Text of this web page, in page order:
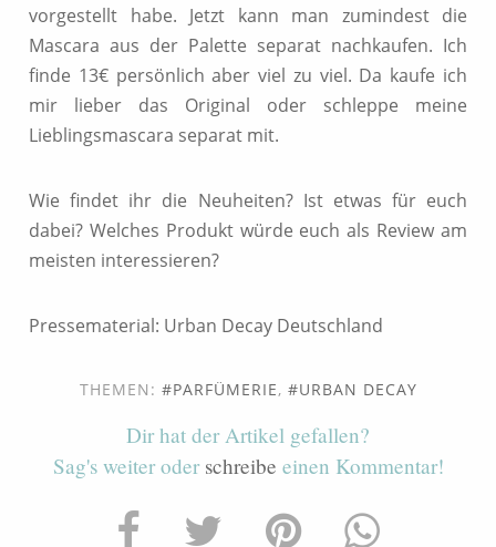
vorgestellt habe. Jetzt kann man zumindest die
Mascara aus der Palette separat nachkaufen. Ich
finde 13€ persönlich aber viel zu viel. Da kaufe ich
mir lieber das Original oder schleppe meine
Lieblingsmascara separat mit.
Wie findet ihr die Neuheiten? Ist etwas für euch
dabei? Welches Produkt würde euch als Review am
meisten interessieren?
Pressematerial: Urban Decay Deutschland
THEMEN: PARFÜMERIE, URBAN DECAY
Dir hat der Artikel gefallen?
Sag's weiter oder schreibe einen Kommentar!